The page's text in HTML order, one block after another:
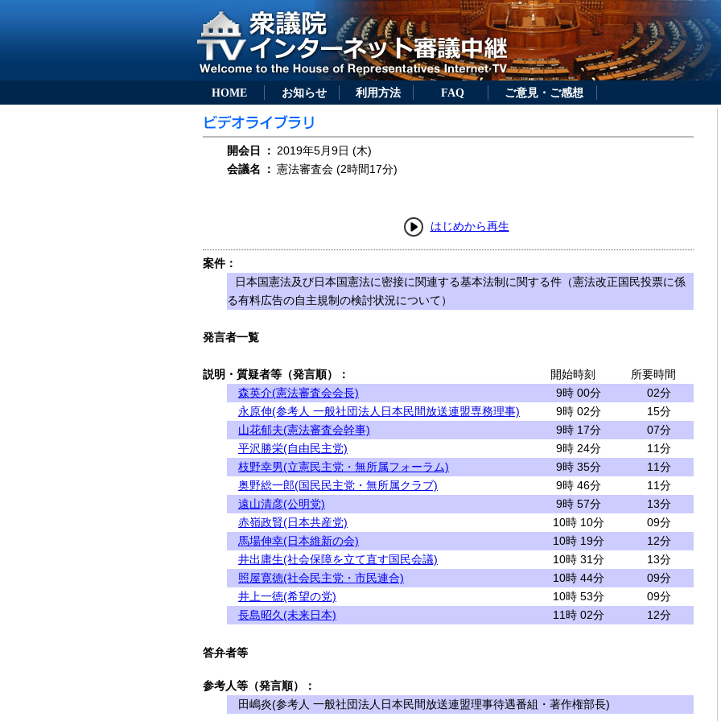
HOME お知らせ 利用方法 FAQ ご意見・ご感想
開会日 ： 2019年5月9日 (木)
会議名
： 憲法審査会 (2時間17分)
はじめから再生
案件：
日本国憲法及び日本国憲法に密接に関連する基本法制に関する件（憲法改正国民投票に係
る有料広告の自主規制の検討状況について）
発言者一覧
説明・質疑者等（発言順）： 開始時刻
所要時間
森英介(憲法審査会会長)
9時 00分
02分
永原伸(参考人 一般社団法人日本民間放送連盟専務理事)
9時 02分
15分
山花郁夫(憲法審査会幹事)
9時 17分
07分
平沢勝栄(自由民主党)
9時 24分
11分
枝野幸男(立憲民主党・無所属フォーラム)
9時 35分
11分
奥野総一郎(国民民主党・無所属クラブ)
9時 46分
11分
遠山清彦(公明党)
9時 57分
13分
赤嶺政賢(日本共産党)
10時 10分
09分
馬場伸幸(日本維新の会)
10時 19分
12分
井出庸生(社会保障を立て直す国民会議)
10時 31分
13分
照屋寛徳(社会民主党・市民連合)
10時 44分
09分
井上一徳(希望の党)
10時 53分
09分
長島昭久(未来日本)
11時 02分 12分
答弁者等
参考人等（発言順）：
田嶋炎(参考人 一般社団法人日本民間放送連盟理事待遇番組・著作権部長)